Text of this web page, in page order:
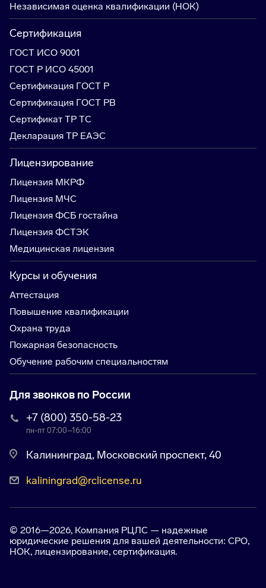
Независимая оценка квалификации (НОК)
Сертификация
ГОСТ ИСО 9001
ГОСТ Р ИСО 45001
Сертификация ГОСТ Р
Сертификация ГОСТ РВ
Сертификат ТР ТС
Декларация ТР ЕАЭС
Лицензирование
Лицензия МКРФ
Лицензия МЧС
Лицензия ФСБ гостайна
Лицензия ФСТЭК
Медицинская лицензия
Курсы и обучения
Аттестация
Повышение квалификации
Охрана труда
Пожарная безопасность
Обучение рабочим специальностям
Для звонков по России
+7 (800) 350-58-23
пн-пт 07:00–16:00
​Калининград, Московский проспект, 40​
kaliningrad@rclicense.ru
© 2016—2026, Компания РЦЛС — надежные
юридические решения для вашей деятельности: СРО,
НОК, лицензирование, сертификация.